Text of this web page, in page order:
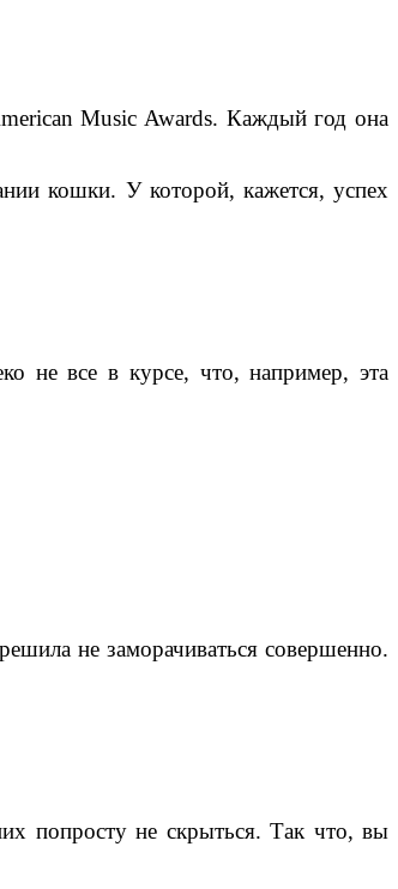
Music Awards. Каждый год она
кошки. У которой, кажется, успех
не все в курсе, что, например, эта
не заморачиваться совершенно.
попросту не скрыться. Так что, вы